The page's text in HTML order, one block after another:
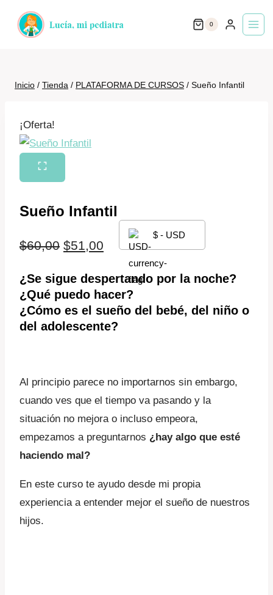
0
Inicio / Tienda / PLATAFORMA DE CURSOS / Sueño Infantil
¡Oferta!
Sueño Infantil
$60,00 El
original
era:
$51,00
precio
actual
es:
$ - USD
¿Se sigue despertando por la noche?
¿Qué puedo hacer?
¿Cómo es el sueño del bebé, del niño o
del adolescente?
Al principio parece no importarnos sin embargo,
cuando ves que el tiempo va pasando y la
situación no mejora o incluso empeora,
empezamos a preguntarnos ¿hay algo que esté
haciendo mal?
En este curso te ayudo desde mi propia
experiencia a entender mejor el sueño de nuestros
hijos.